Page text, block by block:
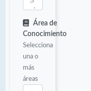
Área de
Conocimiento
Selecciona
una o
más
áreas